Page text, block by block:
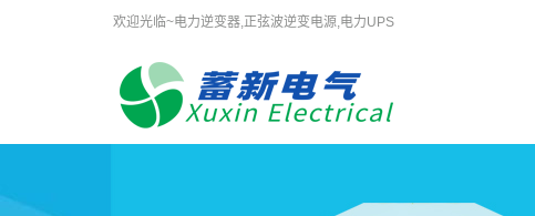
欢迎光临~电力逆变器,正弦波逆变电源,电力UPS